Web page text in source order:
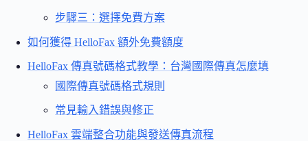
步驟三：選擇免費方案
如何獲得 HelloFax 額外免費額度
HelloFax 傳真號碼格式教學：台灣國際傳真怎麼填
國際傳真號碼格式規則
常見輸入錯誤與修正
HelloFax 雲端整合功能與發送傳真流程